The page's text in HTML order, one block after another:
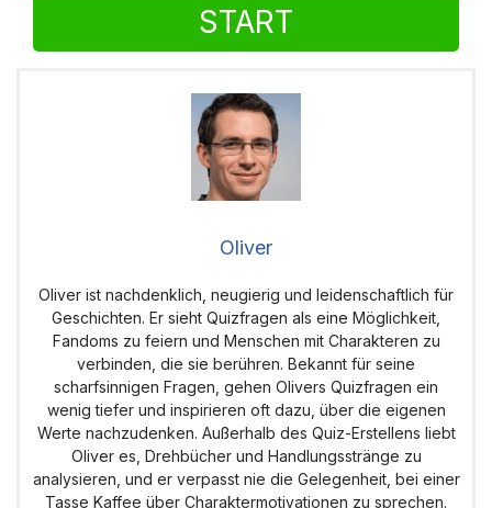
START
Oliver
Oliver ist nachdenklich, neugierig und leidenschaftlich für
Geschichten. Er sieht Quizfragen als eine Möglichkeit,
Fandoms zu feiern und Menschen mit Charakteren zu
verbinden, die sie berühren. Bekannt für seine
scharfsinnigen Fragen, gehen Olivers Quizfragen ein
wenig tiefer und inspirieren oft dazu, über die eigenen
Werte nachzudenken. Außerhalb des Quiz-Erstellens liebt
Oliver es, Drehbücher und Handlungsstränge zu
analysieren, und er verpasst nie die Gelegenheit, bei einer
Tasse Kaffee über Charaktermotivationen zu sprechen.